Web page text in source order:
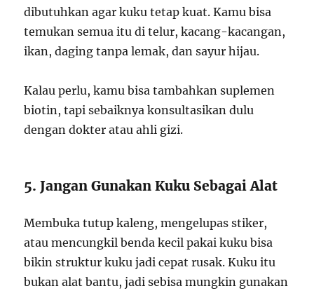
dibutuhkan agar kuku tetap kuat. Kamu bisa
temukan semua itu di telur, kacang-kacangan,
ikan, daging tanpa lemak, dan sayur hijau.
Kalau perlu, kamu bisa tambahkan suplemen
biotin, tapi sebaiknya konsultasikan dulu
dengan dokter atau ahli gizi.
5. Jangan Gunakan Kuku Sebagai Alat
Membuka tutup kaleng, mengelupas stiker,
atau mencungkil benda kecil pakai kuku bisa
bikin struktur kuku jadi cepat rusak. Kuku itu
bukan alat bantu, jadi sebisa mungkin gunakan